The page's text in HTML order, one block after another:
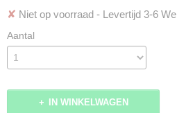
✘ Niet op voorraad - Levertijd 3-6
Aantal
IN WINKELWAGEN